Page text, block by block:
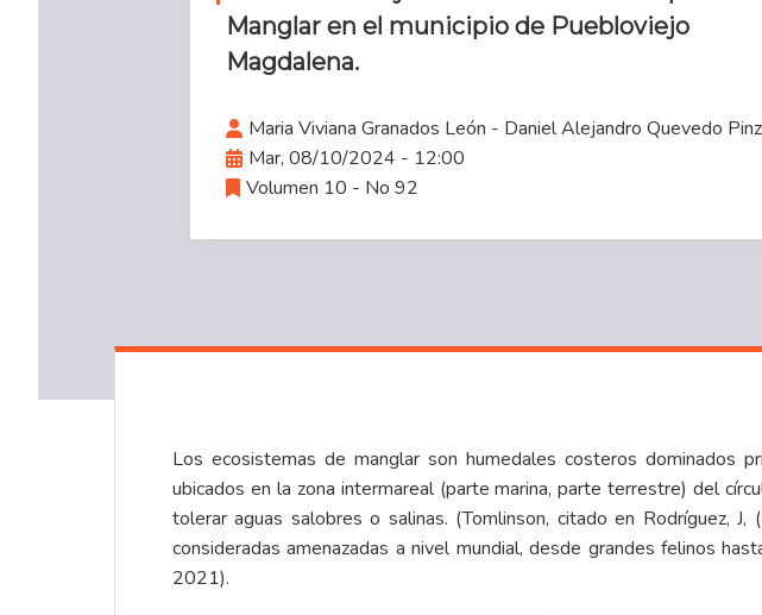
Manglar en el municipio de Puebloviejo
Magdalena.
Maria Viviana Granados León - Daniel Alejandro Quevedo
Mar, 08/10/2024 - 12:00
Volumen 10 - No 92
Los ecosistemas de manglar son humedales costeros dominados
ubicados en la zona intermareal (parte marina, parte terrestre) del
tolerar aguas salobres o salinas. (Tomlinson, citado en Rodríguez,
consideradas amenazadas a nivel mundial, desde grandes felinos
2021).